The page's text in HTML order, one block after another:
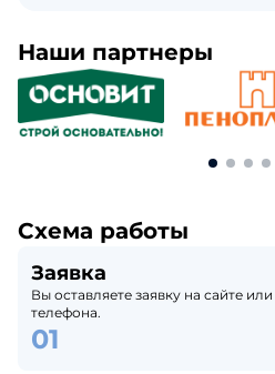
Наши партнеры
Схема работы
Заявка
Вы оставляете заявку на сайте
телефона.